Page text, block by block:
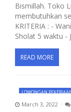
Bismillah. Toko
membutuhkan
KRITERIA : -
Sholat 5 waktu -
READ MORE
LOWONGAN
March 3, 2022